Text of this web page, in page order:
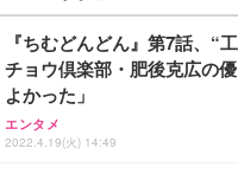
￥27,999
Sezlife オフィスチェア デスクチ
ワーク チェア 強化バックレスト
能 人間工学 椅子 腰サポート 90度
レスト 3Dヘッドレスト ハンガー
￥109,572
【純正品】27"ゲーミングモニタ
フック付き（CFI-ZDM1J）
￥49,979
￥3,234
ネオ・ルーライフ ネオ・オムツ L
り 単品
￥1,800
『ちむどんどん』第7話、“
チョウ倶楽部・肥後克広の
よかった」
エンタメ
2022.4.19(火) 14:49